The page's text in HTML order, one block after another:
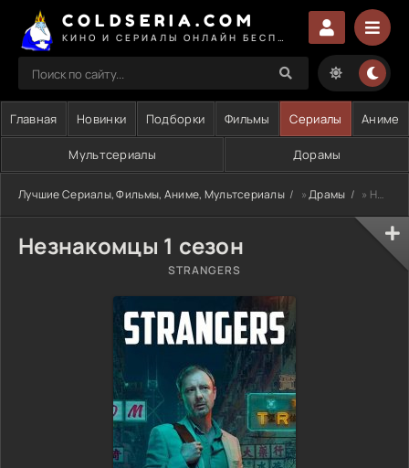
COLDSERIA.COM
Главная Новинки Подборки Фильмы Сериалы Аниме
Мультсериалы Дорамы
Лучшие Сериалы, Фильмы, Аниме, Мультсериалы »Драмы » Незнакомцы 1 сезон
Незнакомцы 1 сезон
STRANGERS